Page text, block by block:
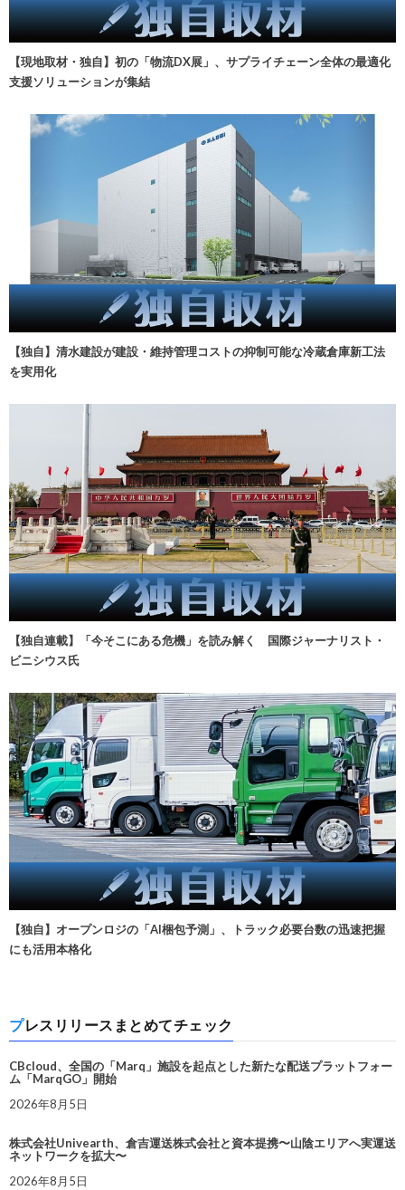
【現地取材・独自】初の「物流DX展」、サプライチェーン全体の最適化
支援ソリューションが集結
【独自】清水建設が建設・維持管理コストの抑制可能な冷蔵倉庫新工法
を実用化
【独自連載】「今そこにある危機」を読み解く 国際ジャーナリスト・
ビニシウス氏
【独自】オープンロジの「AI梱包予測」、トラック必要台数の迅速把握
にも活用本格化
プレスリリースまとめてチェック
CBcloud、全国の「Marq」施設を起点とした新たな配送プラットフォー
ム「MarqGO」開始
2026年8月5日
株式会社Univearth、倉吉運送株式会社と資本提携〜山陰エリアへ実運送
ネットワークを拡大〜
2026年8月5日